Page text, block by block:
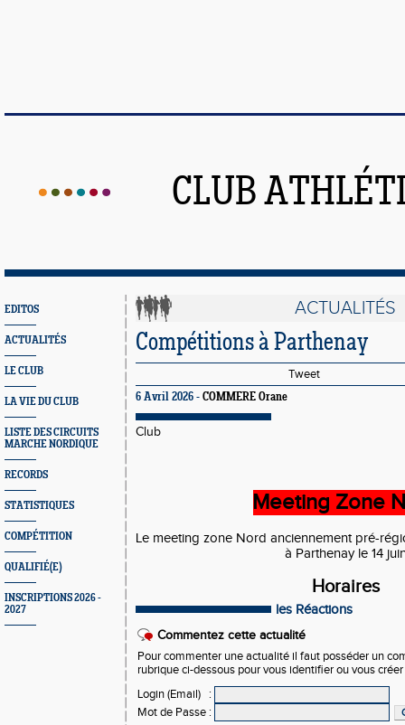
CLUB
EDITOS
ACTUALITÉS
LE CLUB
LA VIE DU CLUB
LISTE DES CIRCUITS
MARCHE NORDIQUE
RECORDS
STATISTIQUES
COMPÉTITION
QUALIFIÉ(E)
INSCRIPTIONS 2026 -
2027
ACTUALITÉS
Compétitions à Parthenay
Tweet
6 Avril 2026 - COMMERE Orane
Club
Meeting Zone
Le meeting zone Nord anciennement pré-
à Parthenay le 14
Horaires
les Réactions
Commentez cette actualité
Pour commenter une actualité il faut posséder un
rubrique ci-dessous pour vous identifier ou vous
Login (Email)
:
Mot de Passe :